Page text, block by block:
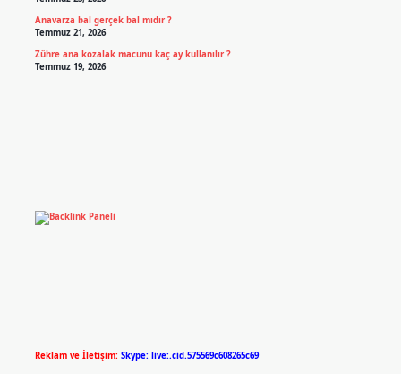
Anavarza bal gerçek bal mıdır ?
Temmuz 21, 2026
Zühre ana kozalak macunu kaç ay kullanılır ?
Temmuz 19, 2026
Reklam ve İletişim: Skype: live:.cid.575569c608265c69